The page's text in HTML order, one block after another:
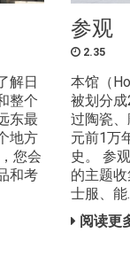
解日
整个
东最
地方
您会
和考
参观
2.35
本馆（
被划分
过陶瓷
元前1万
史。 参
的主题
士服、能
阅读更